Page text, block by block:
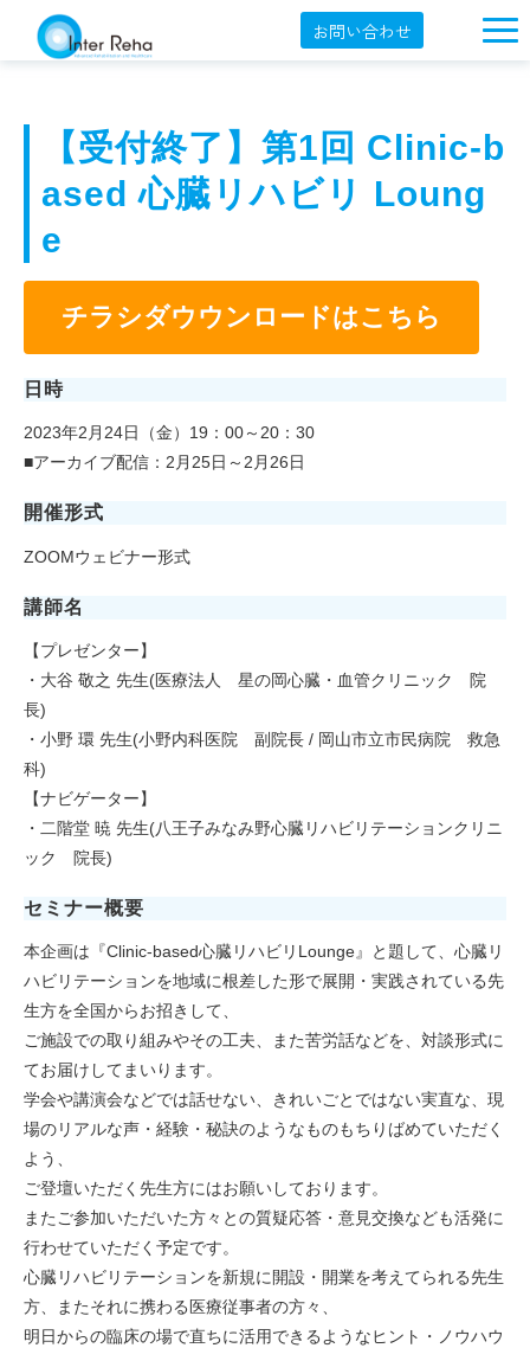
お問い合わせ
製品一覧
展示会・学会
導入事例
YouTube
English
【受付終了】第1回 Clinic-b
ased 心臓リハビリ Loung
e
チラシダウウンロードはこちら
日時
2023年2月24日（金）19：00～20：30
■アーカイブ配信：2月25日～2月26日
開催形式
ZOOMウェビナー形式
講師名
【プレゼンター】
・大谷 敬之 先生(医療法人 星の岡心臓・血管クリニック 院
長)
・小野 環 先生(小野内科医院 副院長 / 岡山市立市民病院 救急
科)
【ナビゲーター】
・二階堂 暁 先生(八王子みなみ野心臓リハビリテーションクリニ
ック 院長)
セミナー概要
本企画は『Clinic-based心臓リハビリLounge』と題して、心臓リ
ハビリテーションを地域に根差した形で展開・実践されている先
生方を全国からお招きして、
ご施設での取り組みやその工夫、また苦労話などを、対談形式に
てお届けしてまいります。
学会や講演会などでは話せない、きれいごとではない実直な、現
場のリアルな声・経験・秘訣のようなものもちりばめていただく
よう、
ご登壇いただく先生方にはお願いしております。
またご参加いただいた方々との質疑応答・意見交換なども活発に
行わせていただく予定です。
心臓リハビリテーションを新規に開設・開業を考えてられる先生
方、またそれに携わる医療従事者の方々、
明日からの臨床の場で直ちに活用できるようなヒント・ノウハウ